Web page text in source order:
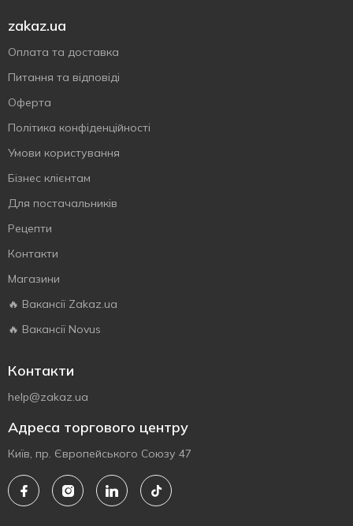
zakaz.ua
Оплата та доставка
Питання та відповіді
Оферта
Політика конфіденційності
Умови користування
Бізнес клієнтам
Для постачальників
Рецепти
Контакти
Магазини
🔥 Вакансії Zakaz.ua
🔥 Вакансії Novus
Контакти
help@zakaz.ua
Адреса торгового центру
Київ, пр. Європейського Союзу 47